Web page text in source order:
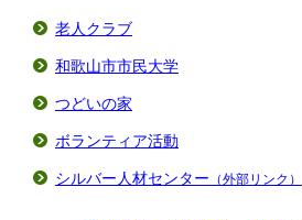
老人クラブ
和歌山市市民大学
つどいの家
ボランティア活動
シルバー人材センター （外部リンク）